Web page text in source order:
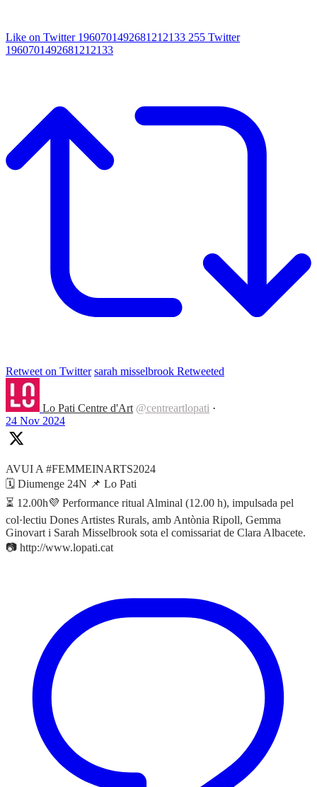
Like on Twitter 1960701492681212133 255 Twitter
1960701492681212133
Retweet on Twitter sarah misselbrook Retweeted
Lo Pati Centre d'Art @centreartlopati ·
24 Nov 2024
AVUI A #FEMMEINARTS2024
🗓 Diumenge 24N 📌 Lo Pati
⏳ 12.00h💜 Performance ritual Alminal (12.00 h), impulsada pel
col·lectiu Dones Artistes Rurals, amb Antònia Ripoll, Gemma
Ginovart i Sarah Misselbrook sota el comissariat de Clara Albacete.
📷 http://www.lopati.cat